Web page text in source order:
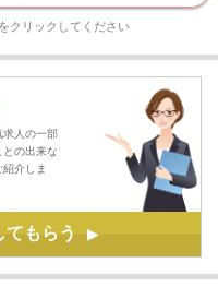
クリックしてください
求人の一部
の出来な
介しま
もらう ▶